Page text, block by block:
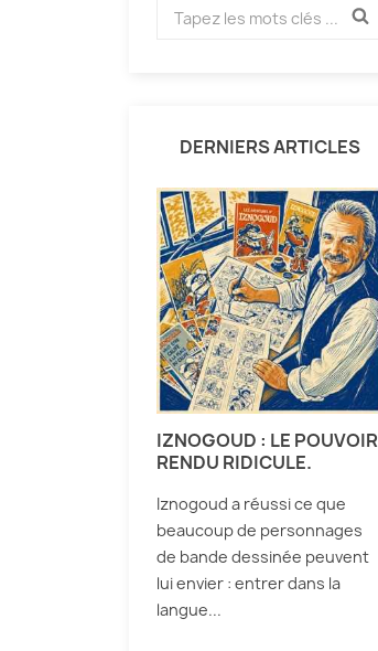
DERNIERS ARTICLES
IZNOGOUD : LE POUVOIR
RENDU RIDICULE.
Iznogoud a réussi ce que
beaucoup de personnages
de bande dessinée peuvent
lui envier : entrer dans la
langue...